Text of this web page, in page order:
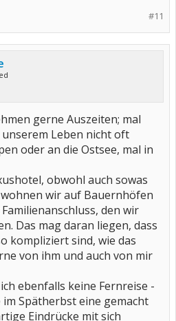
#11
gerne Auszeiten; mal
Leben nicht oft
oder an die Ostsee, mal in
obwohl auch sowas
wir auf Bauernhöfen
den wir
Das mag daran liegen, dass
kompliziert sind, wie das
von ihm und auch von mir
ebenfalls keine Fernreise -
Spätherbst eine gemacht
Eindrücke mit sich